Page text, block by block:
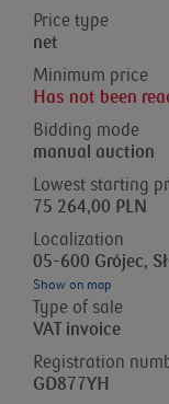
Price type
net
Minimum price
Has not been
Bidding mode
manual auction
Lowest starting
75 264,00 PLN
Localization
05-600 Grójec,
Show on map
Type of sale
VAT invoice
Registration
GD877YH